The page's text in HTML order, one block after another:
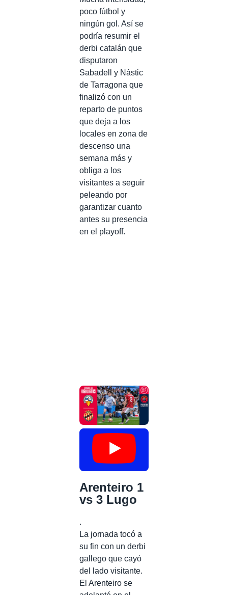
poco fútbol y
ningún gol. Así se
podría resumir el
derbi catalán que
disputaron
Sabadell y Nástic
de Tarragona que
finalizó con un
reparto de puntos
que deja a los
locales en zona de
descenso una
semana más y
obliga a los
visitantes a seguir
peleando por
garantizar cuanto
antes su presencia
en el playoff.
Arenteiro 1
vs 3 Lugo
.
La jornada tocó a
su fin con un derbi
gallego que cayó
del lado visitante.
El Arenteiro se